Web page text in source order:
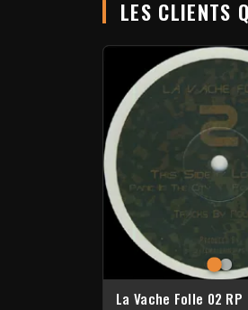
LES CLIENTS
La Vache Folle 02 RP